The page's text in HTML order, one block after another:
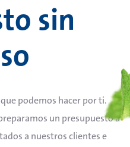
sin
podemos hacer por ti.
un presupuesto a
a nuestros clientes e